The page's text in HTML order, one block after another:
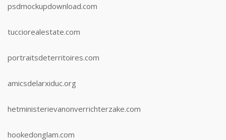
psdmockupdownload.com
tucciorealestate.com
portraitsdeterritoires.com
amicsdelarxiduc.org
hetministerievanonverrichterzake.com
hookedonglam.com